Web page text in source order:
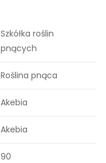
Szkółka roślin
pnących
Roślina pnąca
Akebia
Akebia
90